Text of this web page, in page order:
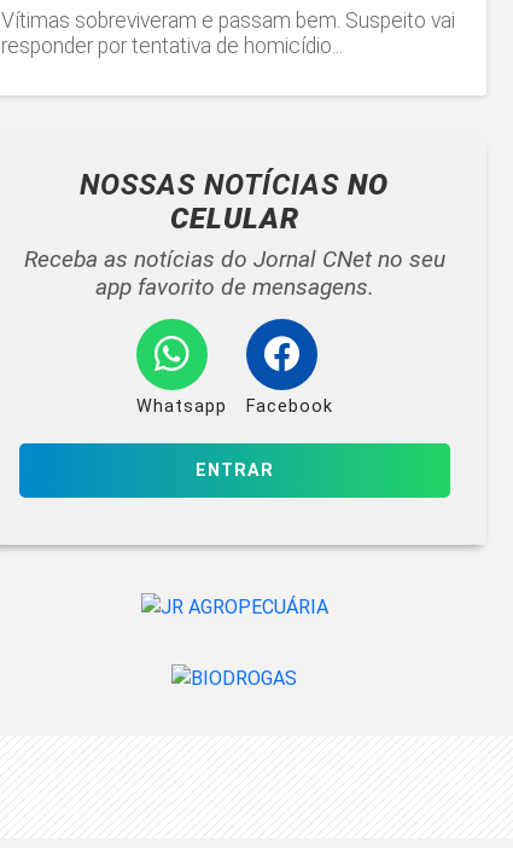
Vítimas sobreviveram e passam bem. Suspeito vai
responder por tentativa de homicídio...
NOSSAS NOTÍCIASNO
CELULAR
Receba as notícias do Jornal CNet no seu
app favorito de mensagens.
Whatsapp Facebook
ENTRAR